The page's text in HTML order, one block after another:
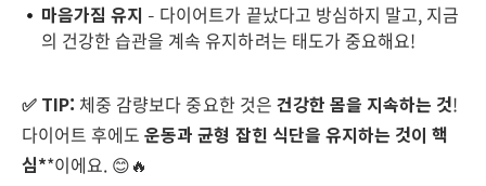
마음가짐 유지 – 다이어트가 끝났다고 방심하지 말고, 지금
의 건강한 습관을 계속 유지하려는 태도가 중요해요!
✅ TIP: 체중 감량보다 중요한 것은 건강한 몸을 지속하는 것!
다이어트 후에도운동과 균형 잡힌 식단을 유지하는 것이 핵
심**이에요. 😊🔥